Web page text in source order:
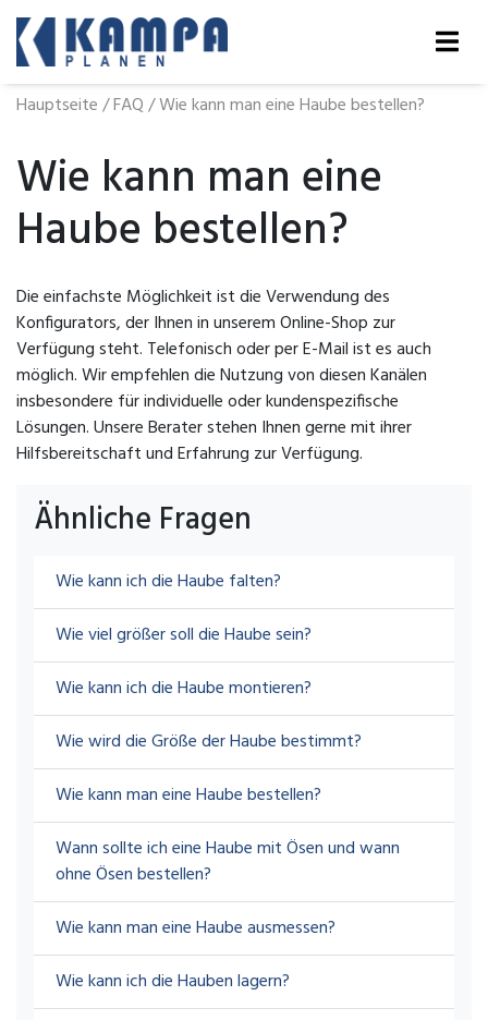
Hauptseite/FAQ/Wie kann man eine Haube bestellen?
Wie kann man eine
Haube bestellen?
Die einfachste Möglichkeit ist die Verwendung des
Konfigurators, der Ihnen in unserem Online-Shop zur
Verfügung steht. Telefonisch oder per E-Mail ist es auch
möglich. Wir empfehlen die Nutzung von diesen Kanälen
insbesondere für individuelle oder kundenspezifische
Lösungen. Unsere Berater stehen Ihnen gerne mit ihrer
Hilfsbereitschaft und Erfahrung zur Verfügung.
Ähnliche Fragen
Wie kann ich die Haube falten?
Wie viel größer soll die Haube sein?
Wie kann ich die Haube montieren?
Wie wird die Größe der Haube bestimmt?
Wie kann man eine Haube bestellen?
Wann sollte ich eine Haube mit Ösen und wann
ohne Ösen bestellen?
Wie kann man eine Haube ausmessen?
Wie kann ich die Hauben lagern?